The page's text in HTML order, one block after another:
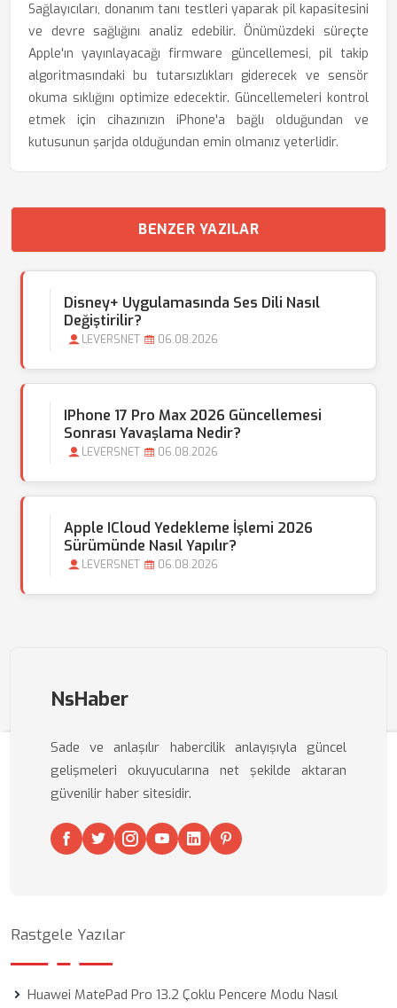
Sağlayıcıları, donanım tanı testleri yaparak pil kapasitesini
ve devre sağlığını analiz edebilir. Önümüzdeki süreçte
Apple'ın yayınlayacağı firmware güncellemesi, pil takip
algoritmasındaki bu tutarsızlıkları giderecek ve sensör
okuma sıklığını optimize edecektir. Güncellemeleri kontrol
etmek için cihazınızın iPhone'a bağlı olduğundan ve
kutusunun şarjda olduğundan emin olmanız yeterlidir.
BENZER YAZILAR
Disney+ Uygulamasında Ses Dili Nasıl
Değiştirilir?
LEVERSNET 06.08.2026
IPhone 17 Pro Max 2026 Güncellemesi
Sonrası Yavaşlama Nedir?
LEVERSNET 06.08.2026
Apple ICloud Yedekleme İşlemi 2026
Sürümünde Nasıl Yapılır?
LEVERSNET 06.08.2026
NsHaber
Sade ve anlaşılır habercilik anlayışıyla güncel
gelişmeleri okuyucularına net şekilde aktaran
güvenilir haber sitesidir.
Rastgele Yazılar
Huawei MatePad Pro 13.2 Çoklu Pencere Modu Nasıl